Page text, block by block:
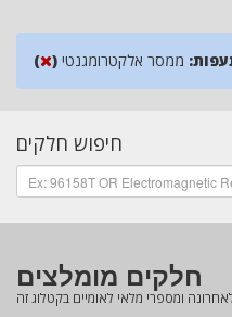
( ) ממסר אלקטרומגנטי
חיפוש חלקים
חלקים מומלצים